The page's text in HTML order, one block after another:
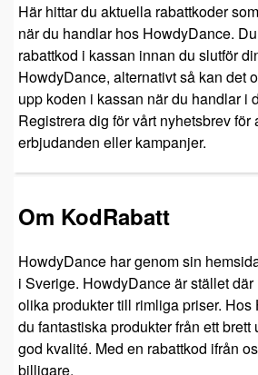
Här hittar du aktuella rabattkoder
när du handlar hos HowdyDance.
rabattkod i kassan innan du slutför
HowdyDance, alternativt så kan det
upp koden i kassan när du handlar i
Registrera dig för vårt nyhetsbrev för
erbjudanden eller kampanjer.
Om KodRabatt
HowdyDance har genom sin
i Sverige. HowdyDance är stället
olika produkter till rimliga priser.
du fantastiska produkter från ett
god kvalité. Med en rabattkod ifrån
billigare.